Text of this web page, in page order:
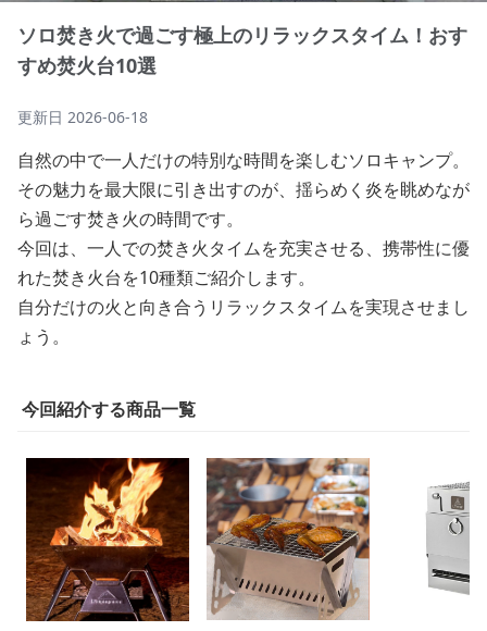
ソロ焚き火で過ごす極上のリラックスタイム！おす
すめ焚火台10選
更新日 2026-06-18
自然の中で一人だけの特別な時間を楽しむソロキャンプ。
その魅力を最大限に引き出すのが、揺らめく炎を眺めなが
ら過ごす焚き火の時間です。
今回は、一人での焚き火タイムを充実させる、携帯性に優
れた焚き火台を10種類ご紹介します。
自分だけの火と向き合うリラックスタイムを実現させまし
ょう。
今回紹介する商品一覧